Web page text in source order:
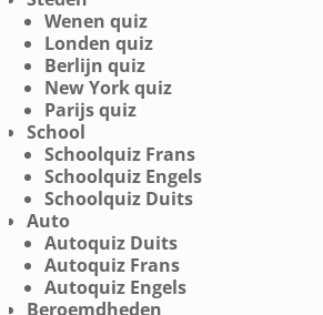
Wenen quiz
Londen quiz
Berlijn quiz
New York quiz
Parijs quiz
School
Schoolquiz Frans
Schoolquiz Engels
Schoolquiz Duits
Auto
Autoquiz Duits
Autoquiz Frans
Autoquiz Engels
Beroemdheden